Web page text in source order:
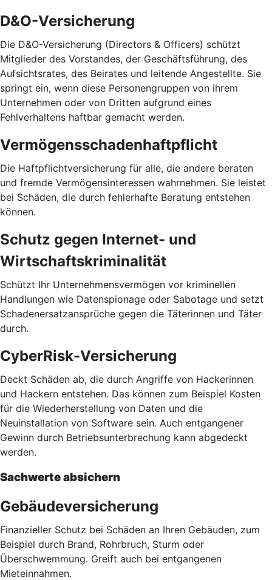
D&O-Versicherung
Die D&O-Versicherung (Directors & Officers) schützt
Mitglieder des Vorstandes, der Geschäftsführung, des
Aufsichtsrates, des Beirates und leitende Angestellte. Sie
springt ein, wenn diese Personengruppen von ihrem
Unternehmen oder von Dritten aufgrund eines
Fehlverhaltens haftbar gemacht werden.
Vermögensschadenhaftpflicht
Die Haftpflichtversicherung für alle, die andere beraten
und fremde Vermögensinteressen wahrnehmen. Sie leistet
bei Schäden, die durch fehlerhafte Beratung entstehen
können.
Schutz gegen Internet- und
Wirtschaftskriminalität
Schützt Ihr Unternehmensvermögen vor kriminellen
Handlungen wie Datenspionage oder Sabotage und setzt
Schadenersatzansprüche gegen die Täterinnen und Täter
durch.
CyberRisk-Versicherung
Deckt Schäden ab, die durch Angriffe von Hackerinnen
und Hackern entstehen. Das können zum Beispiel Kosten
für die Wiederherstellung von Daten und die
Neuinstallation von Software sein. Auch entgangener
Gewinn durch Betriebsunterbrechung kann abgedeckt
werden.
Sachwerte absichern
Gebäudeversicherung
Finanzieller Schutz bei Schäden an Ihren Gebäuden, zum
Beispiel durch Brand, Rohrbruch, Sturm oder
Überschwemmung. Greift auch bei entgangenen
Mieteinnahmen.